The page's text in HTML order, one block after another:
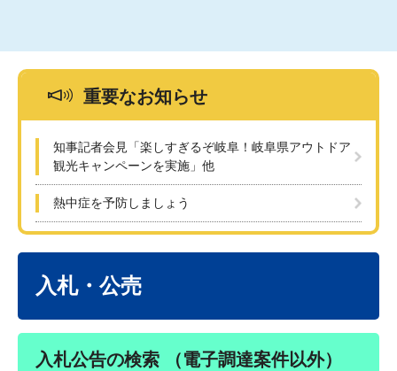
重要なお知らせ
知事記者会見「楽しすぎるぞ岐阜！岐阜県アウトドア
観光キャンペーンを実施」他
熱中症を予防しましょう
入札・公売
入札公告の検索 （電子調達案件以外）